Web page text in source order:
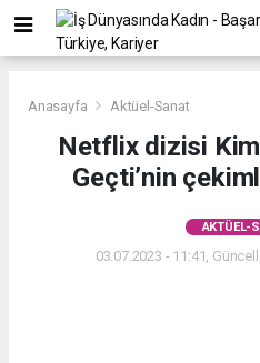
Anasayfa Aktüel-Sanat
Netflix dizisi
Geçti’nin
AKTÜEL-
03.07.2023 - 11:41,